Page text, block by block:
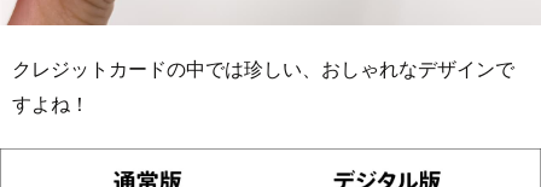
クレジットカードの中では珍しい、おしゃれなデザインで
すよね！